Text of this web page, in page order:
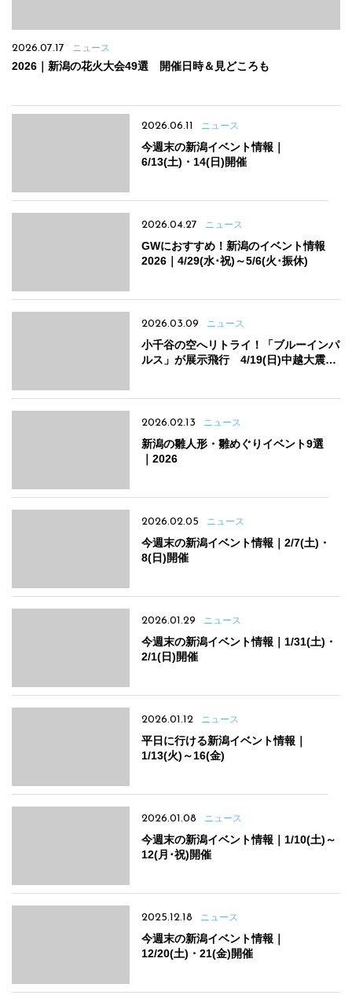
2026.07.17 ニュース
2026｜新潟の花火大会49選 開催日時＆見どころも
2026.06.11 ニュース
今週末の新潟イベント情報｜
6/13(土)・14(日)開催
2026.04.27 ニュース
GWにおすすめ！新潟のイベント情報
2026｜4/29(水･祝)～5/6(火･振休)
2026.03.09 ニュース
小千谷の空へリトライ！「ブルーインパ
ルス」が展示飛行 4/19(日)中越大震災
2026.02.13 ニュース
新潟の雛人形・雛めぐりイベント9選
｜2026
2026.02.05 ニュース
今週末の新潟イベント情報｜2/7(土)・
8(日)開催
2026.01.29 ニュース
今週末の新潟イベント情報｜1/31(土)・
2/1(日)開催
2026.01.12 ニュース
平日に行ける新潟イベント情報｜
1/13(火)～16(金)
2026.01.08 ニュース
今週末の新潟イベント情報｜1/10(土)～
12(月･祝)開催
2025.12.18 ニュース
今週末の新潟イベント情報｜
12/20(土)・21(金)開催